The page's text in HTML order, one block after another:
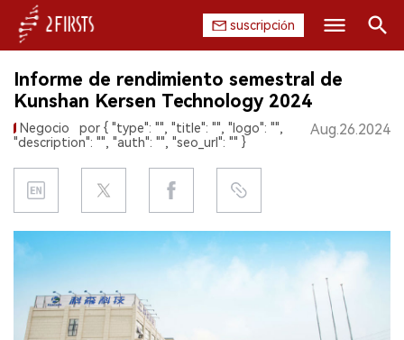
suscripción
INICIO
EMPRESA
PRODUCTO
CHINA
DATOS
Buscar
Informe de rendimiento semestral de
Kunshan Kersen Technology 2024
Negocio
por { "type": "", "title": "", "logo": "",
"description": "", "auth": "", "seo_url": "" }
Aug.26.2024